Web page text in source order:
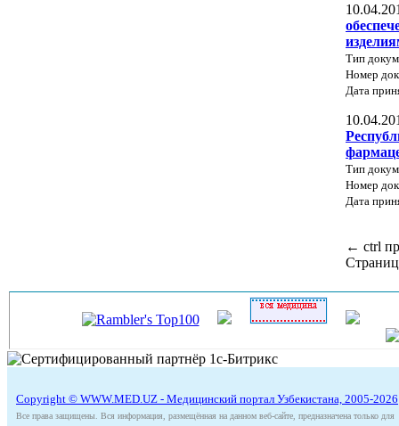
Тип
Номер
Дата
Тип
Номер
Дата
← ctrl
Copyright © WWW.MED.UZ - Медицинский портал Узбекистана, 2005-2026
Все права защищены. Вся информация, размещённая на данном веб-сайте, предназначена только для